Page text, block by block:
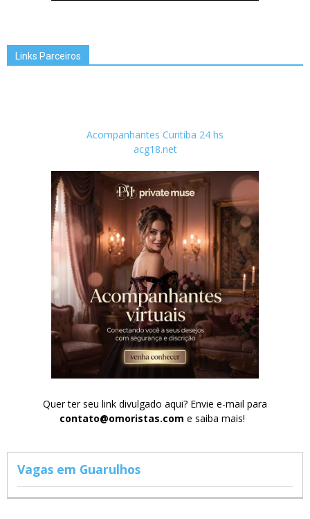
Links Parceiros
Acompanhantes Curitiba 24 hs
acg18.net
Quer ter seu link divulgado aqui? Envie e-mail para
contato@omoristas.com e saiba mais!
Vagas em Guarulhos